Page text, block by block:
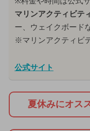
マリンアクティビテ
ー、ウェイクボード
※マリンアクティビ
公式サイト
夏休みにオス